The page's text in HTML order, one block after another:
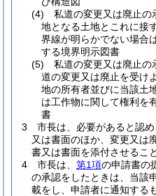
(4)
私道の変更又は廃止の
地となる土地とこれに接
界線が明らかでない場合
する境界明示図書
(5)
私道の変更又は廃止の
道の変更又は廃止を受け
地の所有者並びに当該土
は工作物に関して権利を
書
3
市長は、必要があると認め
又は書面のほか、変更又は
書又は書面を添付させるこ
4
市長は、 第1項の申請書の
の承認をしたときは、当該
載をし、申請者に通知する